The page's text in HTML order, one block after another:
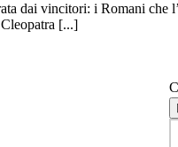
dai vincitori: i Romani
[...]